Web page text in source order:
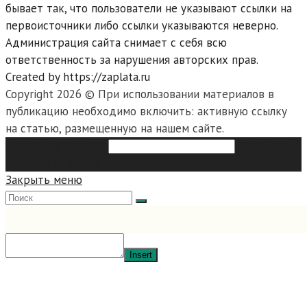
бывает так, что пользователи не указывают ссылки на
первоисточники либо ссылки указываются неверно.
Администрация сайта снимает с себя всю
ответственность за нарушения авторских прав.
Created by https://zaplata.ru
Copyright 2026 © При использовании материалов в
публикацию необходимо включить: активную ссылку
на статью, размещенную на нашем сайте.
Закрыть меню
Insert